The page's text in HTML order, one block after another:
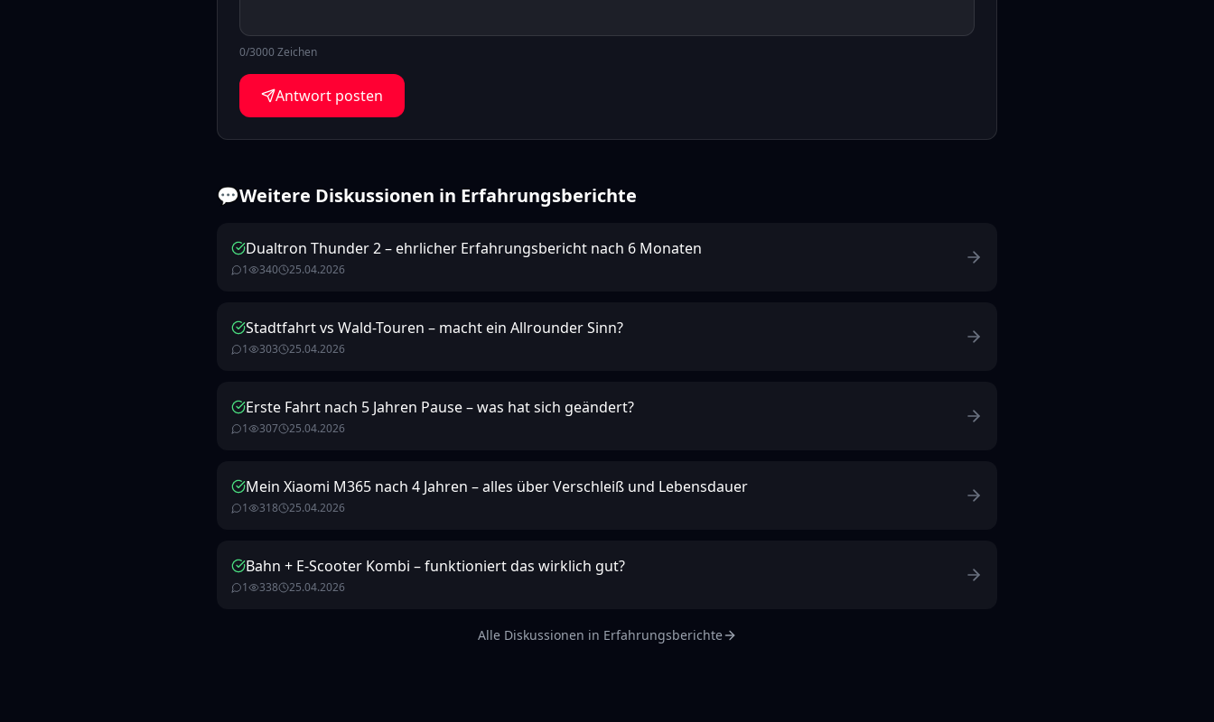
0/3000 Zeichen
Antwort posten
💬Weitere Diskussionen in Erfahrungsberichte
Dualtron Thunder 2 – ehrlicher Erfahrungsbericht nach 6 Monaten
1 340 25.04.2026
Stadtfahrt vs Wald-Touren – macht ein Allrounder Sinn?
1 303 25.04.2026
Erste Fahrt nach 5 Jahren Pause – was hat sich geändert?
1 307 25.04.2026
Mein Xiaomi M365 nach 4 Jahren – alles über Verschleiß und Lebensdauer
1 318 25.04.2026
Bahn + E-Scooter Kombi – funktioniert das wirklich gut?
1 338 25.04.2026
Alle Diskussionen in Erfahrungsberichte